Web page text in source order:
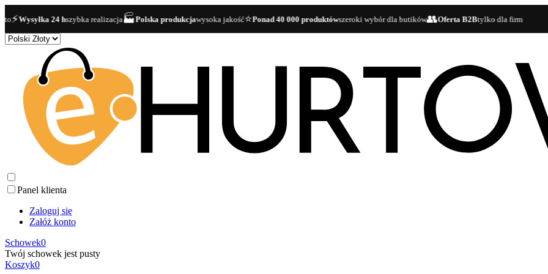
Wysyłka 24 hszybka realizacja🏭Polska produkcjawysoka jakość⭐Ponad 40 000 produktówszeroki wybór dla butików👥Oferta B2Btylko dla firm
Panel klienta
Zaloguj się
Załóż konto
Schowek0
Twój schowek jest pusty
Koszyk0